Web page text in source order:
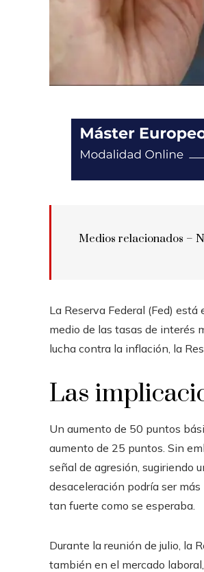
Medios relacionados –
La Reserva Federal (Fed)
medio de las tasas de interés
lucha contra la inflación, la
Las
Un aumento de 50 puntos
aumento de 25 puntos. Sin
señal de agresión, sugiriendo
desaceleración podría ser
tan fuerte como se esperaba.
Durante la reunión de julio, la
también en el mercado